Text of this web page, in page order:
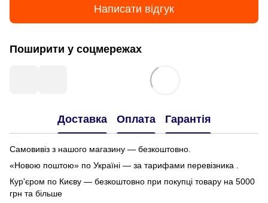
Написати відгук
Поширити у соцмережах
Доставка Оплата Гарантія
Самовивіз з нашого магазину — безкоштовно.
«Новою поштою» по Україні — за тарифами перевізника .
Кур'єром по Києву — безкоштовно при покупці товару на 5000
грн та більше